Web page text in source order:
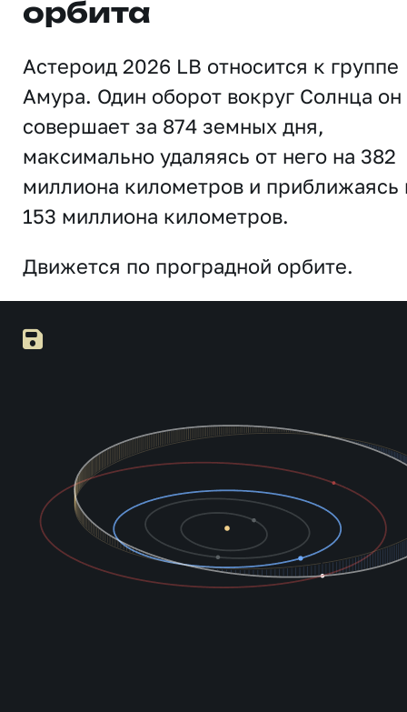
орбита
Астероид 2026 LB относится к группе
Амура. Один оборот вокруг Солнца он
совершает за 874 земных дня,
максимально удаляясь от него на 382
миллиона километров и приближаясь
153 миллиона километров.
Движется по проградной орбите.